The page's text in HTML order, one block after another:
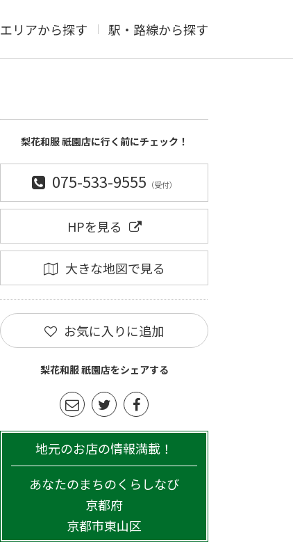
エリアから探す 駅・路線から探す
梨花和服 祇園店に行く前にチェック！
075-533-9555 （受付）
HPを見る
大きな地図で見る
お気に入りに追加
梨花和服 祇園店をシェアする
地元のお店の情報満載！
あなたのまちのくらしなび
京都府
京都市東山区